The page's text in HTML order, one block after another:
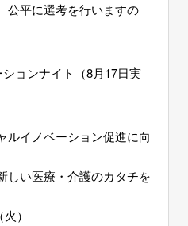
公平に選考を行いますの
ョンナイト（8月17日実
ルイノベーション促進に向
しい医療・介護のカタチを
）